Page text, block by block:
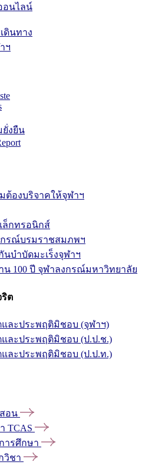
อนไลน์
ดินทาง
ฯ
ยั่งยืน
ต้องบริจาคให้จุฬาฯ
ล็กทรอนิกส์
รณ์บรมราชสมภพฯ
บำบัดมะเร็งจุฬาฯ
น 100 ปี จุฬาลงกรณ์มหาวิทยาลัย
ริต
และประพฤติมิชอบ (จุฬาฯ)
และประพฤติมิชอบ (ป.ป.ช.)
และประพฤติมิชอบ (ป.ป.ท.)
อน
TCAS
ารศึกษา
วิชา